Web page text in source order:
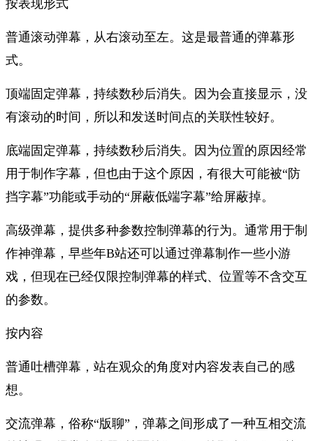
按表现形式
普通滚动弹幕，从右滚动至左。这是最普通的弹幕形
式。
顶端固定弹幕，持续数秒后消失。因为会直接显示，没
有滚动的时间，所以和发送时间点的关联性较好。
底端固定弹幕，持续数秒后消失。因为位置的原因经常
用于制作字幕，但也由于这个原因，有很大可能被“防
挡字幕”功能或手动的“屏蔽低端字幕”给屏蔽掉。
高级弹幕，提供多种参数控制弹幕的行为。通常用于制
作神弹幕，早些年B站还可以通过弹幕制作一些小游
戏，但现在已经仅限控制弹幕的样式、位置等不含交互
的参数。
按内容
普通吐槽弹幕，站在观众的角度对内容发表自己的感
想。
交流弹幕，俗称“版聊”，弹幕之间形成了一种互相交流